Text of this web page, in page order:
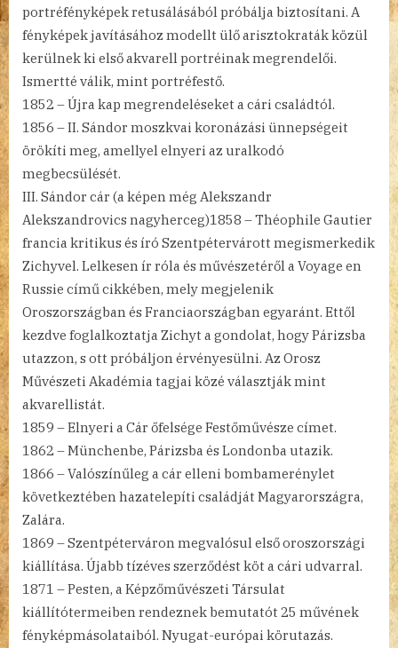
portréfényképek retusálásából próbálja biztosítani. A
fényképek javításához modellt ülő arisztokraták közül
kerülnek ki első akvarell portréinak megrendelői.
Ismertté válik, mint portréfestő.
1852 – Újra kap megrendeléseket a cári családtól.
1856 – II. Sándor moszkvai koronázási ünnepségeit
örökíti meg, amellyel elnyeri az uralkodó
megbecsülését.
III. Sándor cár (a képen még Alekszandr
Alekszandrovics nagyherceg)1858 – Théophile Gautier
francia kritikus és író Szentpétervárott megismerkedik
Zichyvel. Lelkesen ír róla és művészetéről a Voyage en
Russie című cikkében, mely megjelenik
Oroszországban és Franciaországban egyaránt. Ettől
kezdve foglalkoztatja Zichyt a gondolat, hogy Párizsba
utazzon, s ott próbáljon érvényesülni. Az Orosz
Művészeti Akadémia tagjai közé választják mint
akvarellistát.
1859 – Elnyeri a Cár őfelsége Festőművésze címet.
1862 – Münchenbe, Párizsba és Londonba utazik.
1866 – Valószínűleg a cár elleni bombamerénylet
következtében hazatelepíti családját Magyarországra,
Zalára.
1869 – Szentpéterváron megvalósul első oroszországi
kiállítása. Újabb tízéves szerződést köt a cári udvarral.
1871 – Pesten, a Képzőművészeti Társulat
kiállítótermeiben rendeznek bemutatót 25 művének
fényképmásolataiból. Nyugat-európai körutazás.